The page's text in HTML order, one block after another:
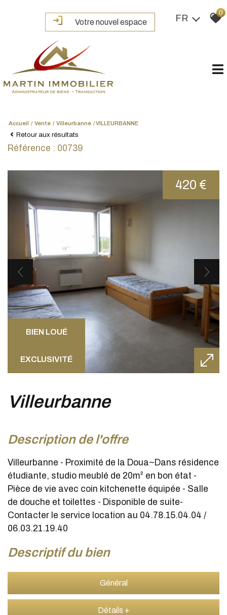
Votre nouvel espace FR
0
Accueil Vente Villeurbanne VILLEURBANNE
Retour aux résultats
Référence : 00739
BIEN LOUÉ
EXCLUSIVITÉ
420 €
villeurbanne
description de l'offre
Villeurbanne - Proximité de la Doua~Dans résidence
étudiante, studio meublé de 20m² en bon état -
Pièce de vie avec coin kitchenette équipée - Salle
de douche et toilettes - Disponible de suite-
Contacter le service location au 04.78.15.04.04 /
06.03.21.19.40
descriptif du bien
Général
Détails +